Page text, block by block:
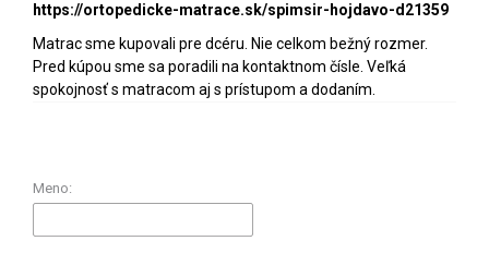
https://ortopedicke-matrace.sk/spimsir-hojdavo-d21359
Matrac sme kupovali pre dcéru. Nie celkom bežný rozmer.
Pred kúpou sme sa poradili na kontaktnom čísle. Veľká
spokojnosť s matracom aj s prístupom a dodaním.
Meno: